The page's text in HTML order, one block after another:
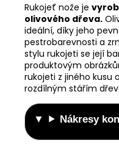
Rukojeť nože je
olivového dřeva.
ideální, díky jeho
pestrobarevnosti a
stylu rukojeti se její
produktovým
rukojeti z jiného kusu
rozdílným stářím
Nákresy